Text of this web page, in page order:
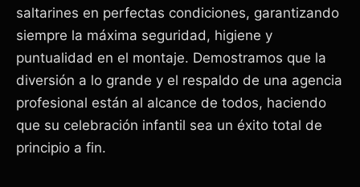
saltarines en perfectas condiciones, garantizando
siempre la máxima seguridad, higiene y
puntualidad en el montaje. Demostramos que la
diversión a lo grande y el respaldo de una agencia
profesional están al alcance de todos, haciendo
que su celebración infantil sea un éxito total de
principio a fin.